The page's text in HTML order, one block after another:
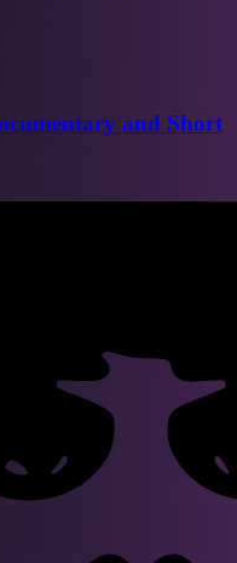
and Short